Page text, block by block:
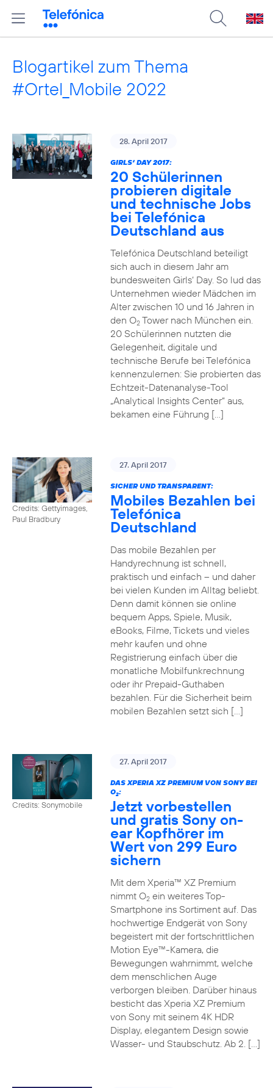
Blogartikel zum Thema
#Ortel_Mobile 2022
28. April 2017
GIRLS‘ DAY 2017:
20 Schülerinnen
probieren digitale
und technische Jobs
bei Telefónica
Deutschland aus
Telefónica Deutschland beteiligt
sich auch in diesem Jahr am
bundesweiten Girls‘ Day. So lud das
Unternehmen wieder Mädchen im
Alter zwischen 10 und 16 Jahren in
den O2Tower nach München ein.
20 Schülerinnen nutzten die
Gelegenheit, digitale und
technische Berufe bei Telefónica
kennenzulernen: Sie probierten das
Echtzeit-Datenanalyse-Tool
„Analytical Insights Center“ aus,
bekamen eine Führung […]
Credits: Gettyimages,
Paul Bradbury
27. April 2017
SICHER UND TRANSPARENT:
Mobiles Bezahlen bei
Telefónica
Deutschland
Das mobile Bezahlen per
Handyrechnung ist schnell,
praktisch und einfach – und daher
bei vielen Kunden im Alltag beliebt.
Denn damit können sie online
bequem Apps, Spiele, Musik,
eBooks, Filme, Tickets und vieles
mehr kaufen und ohne
Registrierung einfach über die
monatliche Mobilfunkrechnung
oder ihr Prepaid-Guthaben
bezahlen. Für die Sicherheit beim
mobilen Bezahlen setzt sich […]
Credits: Sonymobile
27. April 2017
DAS XPERIA XZ PREMIUM VON SONY BEI
O2:
Jetzt vorbestellen
und gratis Sony on-
ear Kopfhörer im
Wert von 299 Euro
sichern
Mit dem Xperia™ XZ Premium
nimmt O2ein weiteres Top-
Smartphone ins Sortiment auf. Das
hochwertige Endgerät von Sony
begeistert mit der fortschrittlichen
Motion Eye™-Kamera, die
Bewegungen wahrnimmt, welche
dem menschlichen Auge
verborgen bleiben. Darüber hinaus
besticht das Xperia XZ Premium
von Sony mit seinem 4K HDR
Display, elegantem Design sowie
Wasser- und Staubschutz. Ab 2. […]